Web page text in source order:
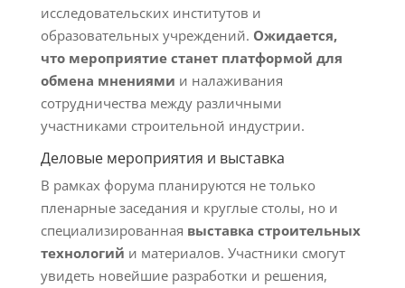
исследовательских институтов и
образовательных учреждений. Ожидается,
что мероприятие станет платформой для
обмена мнениями и налаживания
сотрудничества между различными
участниками строительной индустрии.
Деловые мероприятия и выставка
В рамках форума планируются не только
пленарные заседания и круглые столы, но и
специализированная выставка строительных
технологий и материалов. Участники смогут
увидеть новейшие разработки и решения,